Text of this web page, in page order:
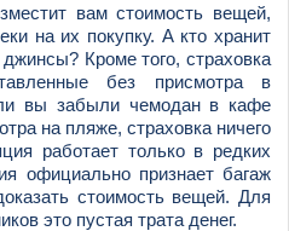
вам стоимость вещей,
на их покупку. А кто хранит
Кроме того, страховка
без присмотра в
вы забыли чемодан в кафе
на пляже, страховка ничего
работает только в редких
официально признает багаж
стоимость вещей. Для
это пустая трата денег.